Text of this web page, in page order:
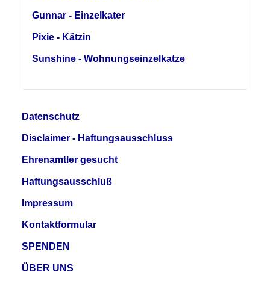
Gunnar - Einzelkater
Pixie - Kätzin
Sunshine - Wohnungseinzelkatze
Datenschutz
Disclaimer - Haftungsausschluss
Ehrenamtler gesucht
Haftungsausschluß
Impressum
Kontaktformular
SPENDEN
ÜBER UNS